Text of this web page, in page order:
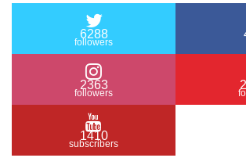
6288
followers
2363
followers
1410
subscribers